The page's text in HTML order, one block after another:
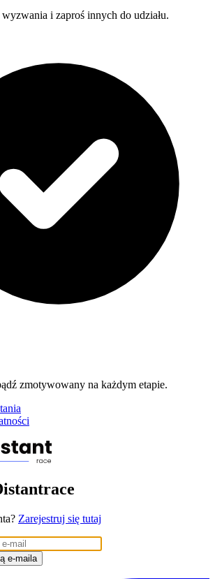
i zaproś innych do udziału.
zmotywowany na każdym etapie.
Zarejestruj się tutaj
e-maila